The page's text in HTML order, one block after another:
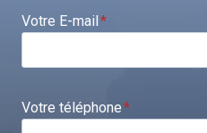
Votre E-mail *
Votre téléphone*